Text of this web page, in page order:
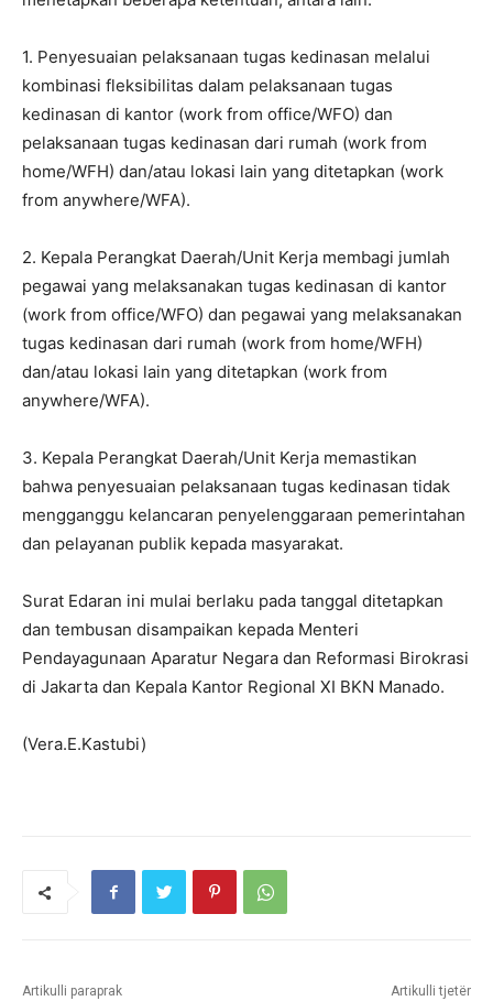
1. Penyesuaian pelaksanaan tugas kedinasan melalui
kombinasi fleksibilitas dalam pelaksanaan tugas
kedinasan di kantor (work from office/WFO) dan
pelaksanaan tugas kedinasan dari rumah (work from
home/WFH) dan/atau lokasi lain yang ditetapkan (work
from anywhere/WFA).
2. Kepala Perangkat Daerah/Unit Kerja membagi jumlah
pegawai yang melaksanakan tugas kedinasan di kantor
(work from office/WFO) dan pegawai yang melaksanakan
tugas kedinasan dari rumah (work from home/WFH)
dan/atau lokasi lain yang ditetapkan (work from
anywhere/WFA).
3. Kepala Perangkat Daerah/Unit Kerja memastikan
bahwa penyesuaian pelaksanaan tugas kedinasan tidak
mengganggu kelancaran penyelenggaraan pemerintahan
dan pelayanan publik kepada masyarakat.
Surat Edaran ini mulai berlaku pada tanggal ditetapkan
dan tembusan disampaikan kepada Menteri
Pendayagunaan Aparatur Negara dan Reformasi Birokrasi
di Jakarta dan Kepala Kantor Regional XI BKN Manado.
(Vera.E.Kastubi)
Artikulli paraprak Artikulli tjetër